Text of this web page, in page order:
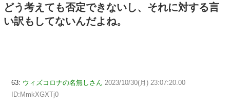
どう考えても否定できないし、それに対する言
い訳もしてないんだよね。
63: ウィズコロナの名無しさん 2023/10/30(月) 23:07:20.00
ID:MmkXGXTj0